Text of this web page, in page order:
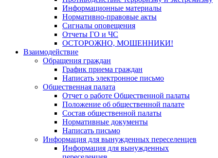
Информационные материалы
Нормативно-правовые акты
Сигналы оповещения
Отчеты ГО и ЧС
ОСТОРОЖНО, МОШЕННИКИ!
Взаимодействие
Обращения граждан
График приема граждан
Написать электронное письмо
Общественная палата
Отчет о работе Общественной палаты
Положение об общественной палате
Состав общественной палаты
Нормативные документы
Написать письмо
Информация для вынужденных переселенцев
Информация для вынужденных